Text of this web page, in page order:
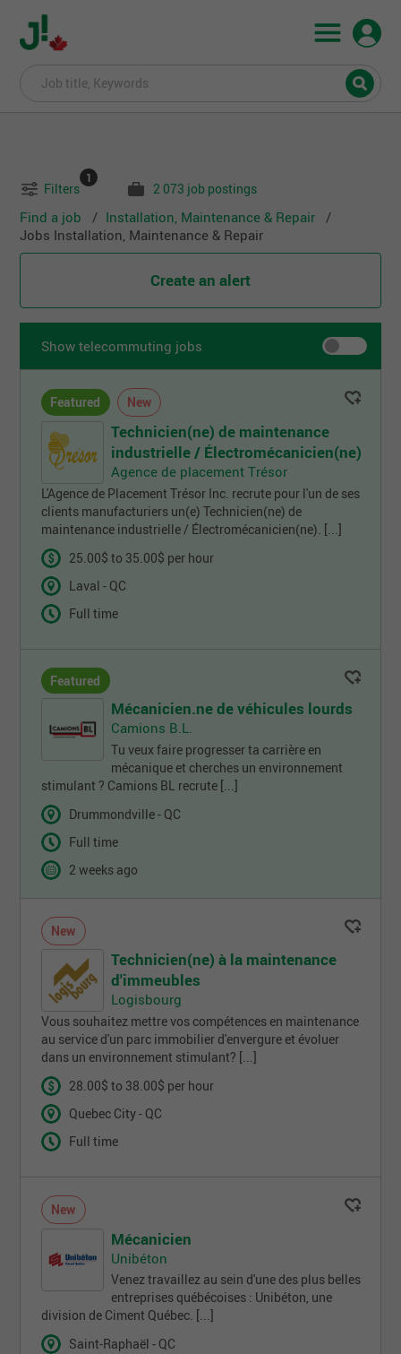
Filters
1
2 073 job postings
Find a job
Installation, Maintenance & Repair
Jobs Installation, Maintenance & Repair
Create an alert
Show telecommuting jobs
Featured New
Technicien(ne) de maintenance
industrielle / Électromécanicien(ne)
Agence de placement Trésor
L'Agence de Placement Trésor Inc. recrute pour l'un de ses
clients manufacturiers un(e) Technicien(ne) de
maintenance industrielle / Électromécanicien(ne). [...]
25.00$ to 35.00$ per hour
Laval - QC
Full time
Featured
Mécanicien.ne de véhicules lourds
Camions B.L.
Tu veux faire progresser ta carrière en
mécanique et cherches un environnement
stimulant ? Camions BL recrute [...]
Drummondville - QC
Full time
2 weeks ago
New
Technicien(ne) à la maintenance
d'immeubles
Logisbourg
Vous souhaitez mettre vos compétences en maintenance
au service d'un parc immobilier d'envergure et évoluer
dans un environnement stimulant? [...]
28.00$ to 38.00$ per hour
Quebec City - QC
Full time
New
Mécanicien
Unibéton
Venez travaillez au sein d'une des plus belles
entreprises québécoises : Unibéton, une
division de Ciment Québec. [...]
Saint-Raphaël - QC